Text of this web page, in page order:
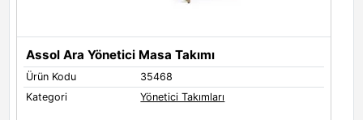
Assol Ara Yönetici Masa Takımı
Ürün Kodu
35468
Kategori
Yönetici Takımları